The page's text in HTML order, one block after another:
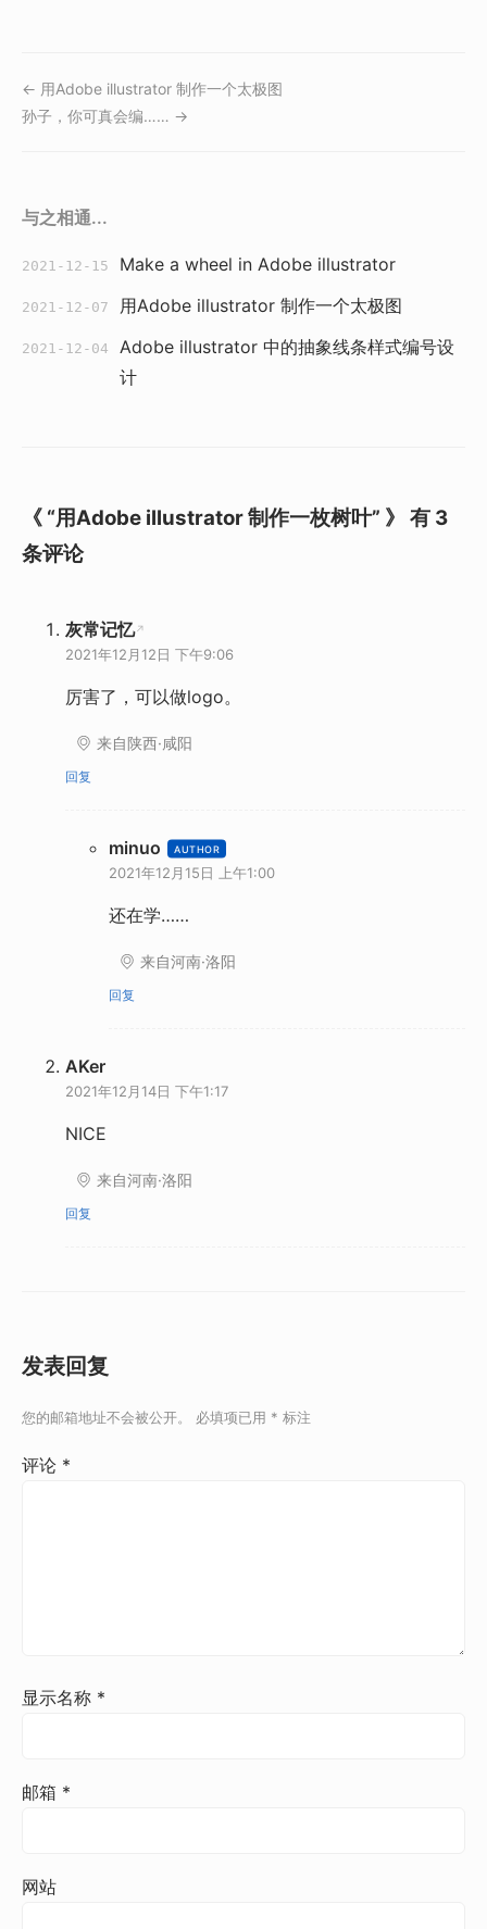
← 用Adobe illustrator 制作一个太极图
孙子，你可真会编…… →
与之相通...
2021-12-15 Make a wheel in Adobe illustrator
2021-12-07 用Adobe illustrator 制作一个太极图
2021-12-04
Adobe illustrator 中的抽象线条样式编号设
计
《 “用Adobe illustrator 制作一枚树叶” 》 有 3
条评论
灰常记忆
2021年12月12日 下午9:06
厉害了，可以做logo。
来自陕西·咸阳
回复
minuo
2021年12月15日 上午1:00
还在学……
来自河南·洛阳
回复
AKer
2021年12月14日 下午1:17
NICE
来自河南·洛阳
回复
发表回复
您的邮箱地址不会被公开。 必填项已用 * 标注
评论 *
显示名称 *
邮箱 *
网站